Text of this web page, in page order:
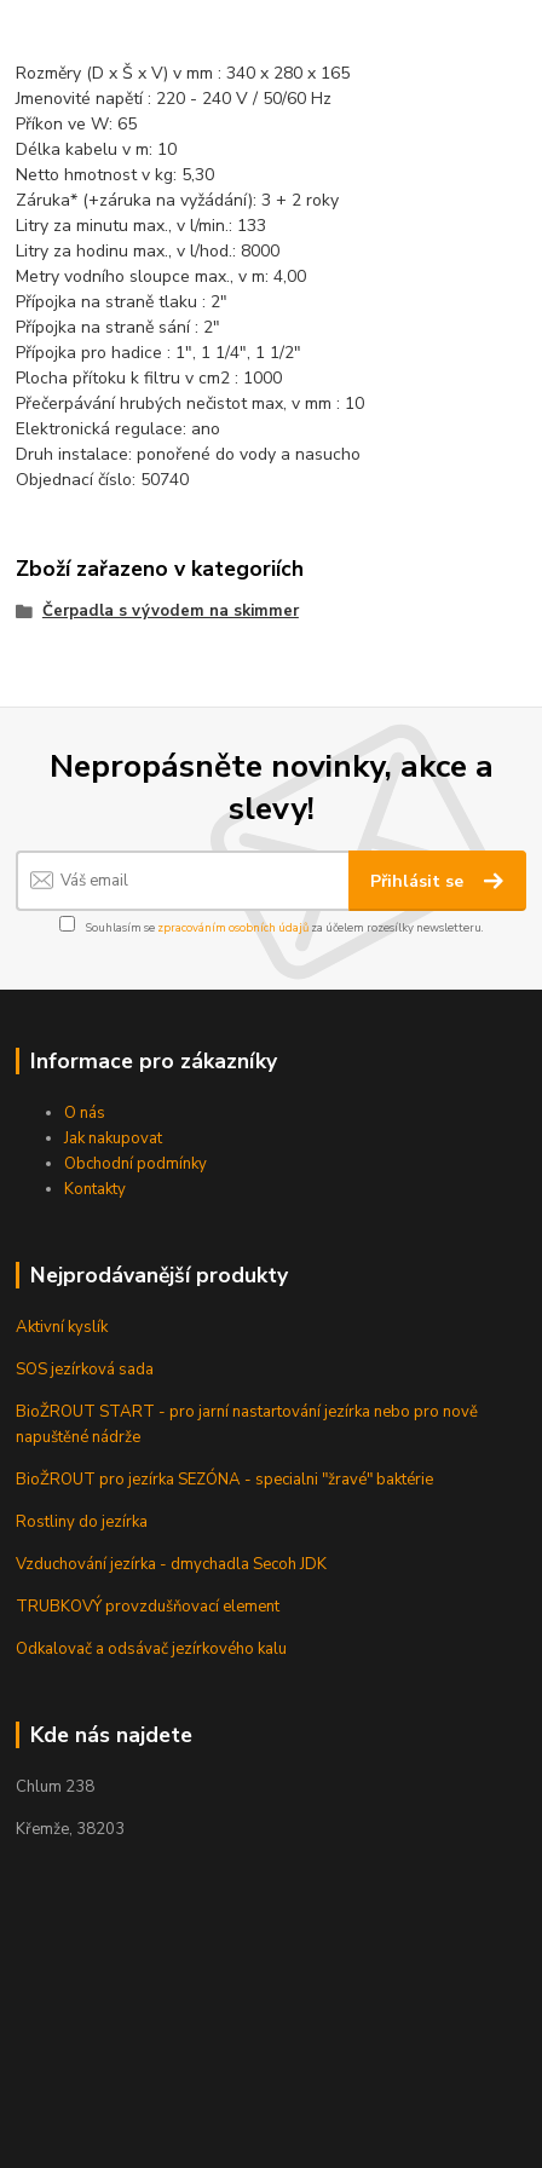
Rozměry (D x Š x V) v mm : 340 x 280 x 165
Jmenovité napětí : 220 - 240 V / 50/60 Hz
Příkon ve W: 65
Délka kabelu v m: 10
Netto hmotnost v kg: 5,30
Záruka* (+záruka na vyžádání): 3 + 2 roky
Litry za minutu max., v l/min.: 133
Litry za hodinu max., v l/hod.: 8000
Metry vodního sloupce max., v m: 4,00
Přípojka na straně tlaku : 2"
Přípojka na straně sání : 2"
Přípojka pro hadice : 1", 1 1/4", 1 1/2"
Plocha přítoku k filtru v cm2 : 1000
Přečerpávání hrubých nečistot max, v mm : 10
Elektronická regulace: ano
Druh instalace: ponořené do vody a nasucho
Objednací číslo: 50740
Zboží zařazeno v kategoriích
Čerpadla s vývodem na skimmer
Nepropásněte novinky, akce a
slevy!
Přihlásit se
Souhlasím se zpracováním osobních údajůza účelem rozesílky newsletteru.
Informace pro zákazníky
O nás
Jak nakupovat
Obchodní podmínky
Kontakty
Nejprodávanější produkty
Aktivní kyslík
SOS jezírková sada
BioŽROUT START - pro jarní nastartování jezírka nebo pro nově
napuštěné nádrže
BioŽROUT pro jezírka SEZÓNA - specialni "žravé" baktérie
Rostliny do jezírka
Vzduchování jezírka - dmychadla Secoh JDK
TRUBKOVÝ provzdušňovací element
Odkalovač a odsávač jezírkového kalu
Kde nás najdete
Chlum 238
Křemže, 38203